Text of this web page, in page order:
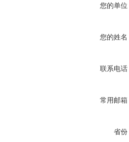
您的单位
您的姓名
联系电话
常用邮箱
省份